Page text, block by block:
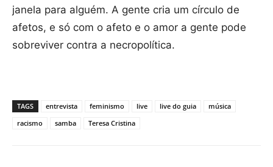
janela para alguém. A gente cria um círculo de
afetos, e só com o afeto e o amor a gente pode
sobreviver contra a necropolítica.
TAGS entrevista feminismo live live do guia
música
racismo
samba Teresa Cristina